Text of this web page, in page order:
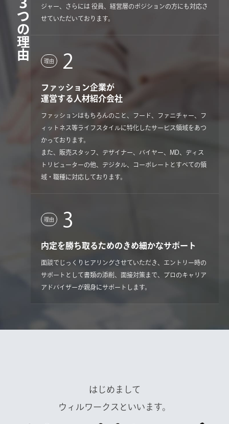
３つの理由
ジャー、さらには 役員、経営層のポジションの方にも対応さ
せていただいております。
理由 2
ファッション企業が
運営する人材紹介会社
ファッションはもちろんのこと、フード、ファニチャー、フ
ィットネス等ライフスタイルに特化したサービス領域をあつ
かっております。
また、販売スタッフ、デザイナー、バイヤー、MD、ディス
トリビューターの他、デジタル、コーポレートとすべての領
域・職種に対応しております。
理由 3
内定を勝ち取るためのきめ細かなサポート
面談でじっくりヒアリングさせていただき、エントリー時の
サポートとして書類の添削、面接対策まで、プロのキャリア
アドバイザーが親身にサポートします。
はじめまして
ウィルワークスといいます。